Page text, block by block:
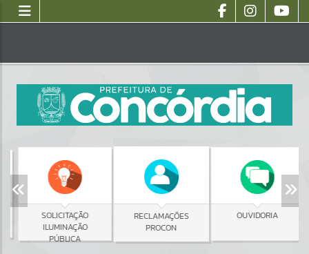
SOLICITAÇÃO
ILUMINAÇÃO
PÚBLICA
RECLAMAÇÕES
PROCON
OUVIDORIA